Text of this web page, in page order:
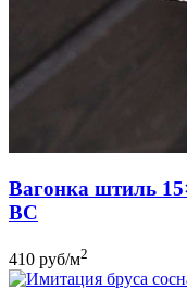
Вагонка штиль
BC
410 руб/м2